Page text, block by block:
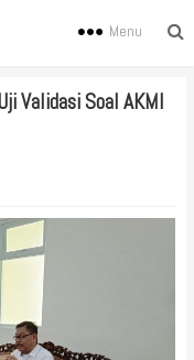
Menu
Validasi Soal AKMI